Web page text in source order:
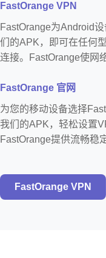
FastOrange VPN
FastOrange为Android
们的APK，即可在任何
连接。FastOrange使网
FastOrange 官网
为您的移动设备选择
我们的APK，轻松设置
FastOrange提供流畅稳
FastOrange VPN